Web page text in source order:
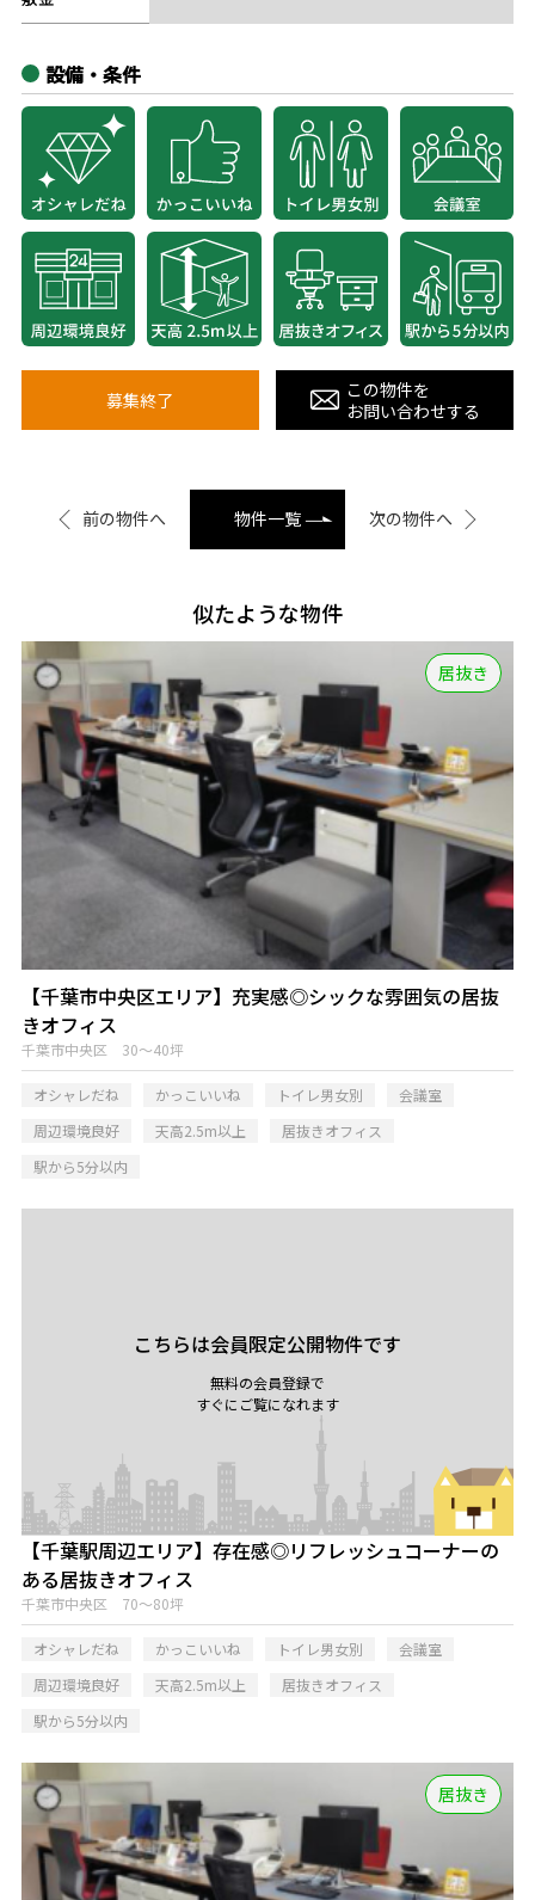
設備・条件
募集終了
この物件を
お問い合わせする
前の物件へ 物件一覧 次の物件へ
似たような物件
居抜き
【千葉市中央区エリア】充実感◎シックな雰囲気の居抜
きオフィス
千葉市中央区 30～40坪
オシャレだね かっこいいね トイレ男女別
会議室
周辺環境良好
天高2.5m以上
居抜きオフィス
駅から5分以内
こちらは会員限定公開物件です
無料の会員登録で
すぐにご覧になれます
【千葉駅周辺エリア】存在感◎リフレッシュコーナーの
ある居抜きオフィス
千葉市中央区 70～80坪
オシャレだね かっこいいね トイレ男女別
会議室
周辺環境良好
天高2.5m以上
居抜きオフィス
駅から5分以内
居抜き